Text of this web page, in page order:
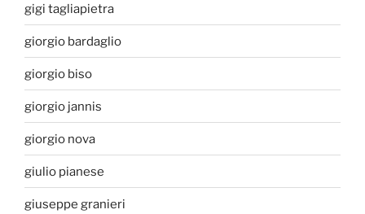
gigi tagliapietra
giorgio bardaglio
giorgio biso
giorgio jannis
giorgio nova
giulio pianese
giuseppe granieri